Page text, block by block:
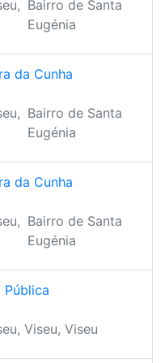
Bairro de Santa
Eugénia
da Cunha
Bairro de Santa
Eugénia
da Cunha
Bairro de Santa
Eugénia
Pública
Viseu, Viseu